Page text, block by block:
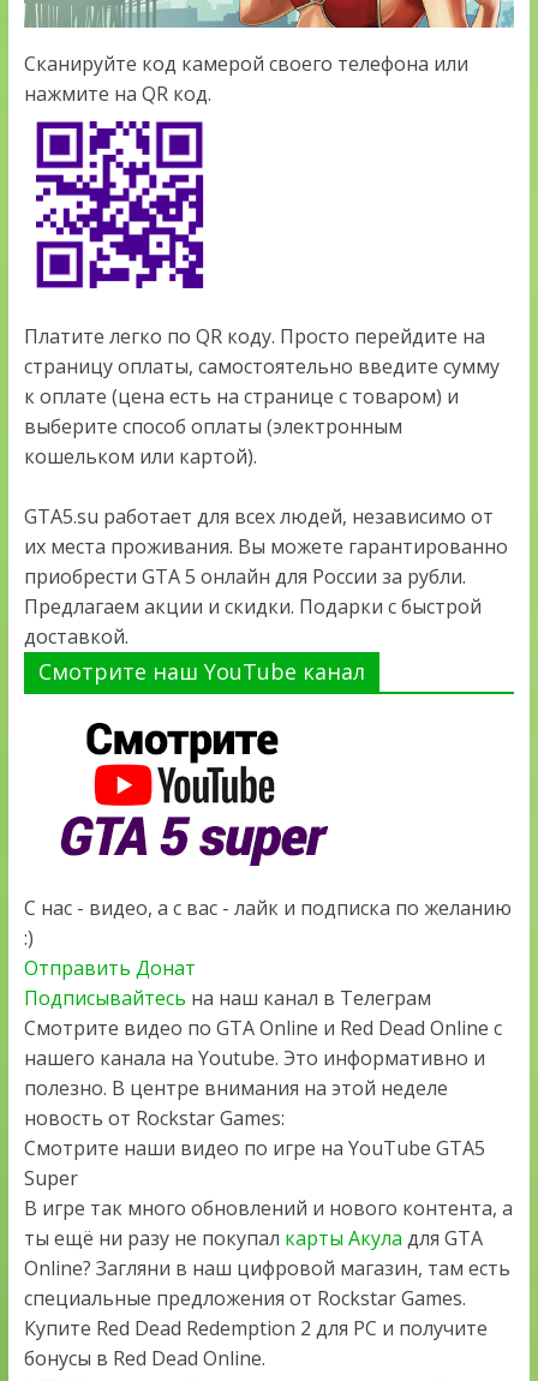
Сканируйте код камерой своего телефона или
нажмите на QR код.
Платите легко по QR коду. Просто перейдите на
страницу оплаты, самостоятельно введите сумму
к оплате (цена есть на странице с товаром) и
выберите способ оплаты (электронным
кошельком или картой).
GTA5.su работает для всех людей, независимо от
их места проживания. Вы можете гарантированно
приобрести GTA 5 онлайн для России за рубли.
Предлагаем акции и скидки. Подарки с быстрой
доставкой.
Смотрите наш YouTube канал
С нас - видео, а с вас - лайк и подписка по желанию
:)
Отправить Донат
Подписывайтесь на наш канал в Телеграм
Смотрите видео по GTA Online и Red Dead Online с
нашего канала на Youtube. Это информативно и
полезно. В центре внимания на этой неделе
новость от Rockstar Games:
Смотрите наши видео по игре на YouTube GTA5
Super
В игре так много обновлений и нового контента, а
ты ещё ни разу не покупал карты Акула для GTA
Online? Загляни в наш цифровой магазин, там есть
специальные предложения от Rockstar Games.
Купите Red Dead Redemption 2 для PC и получите
бонусы в Red Dead Online.